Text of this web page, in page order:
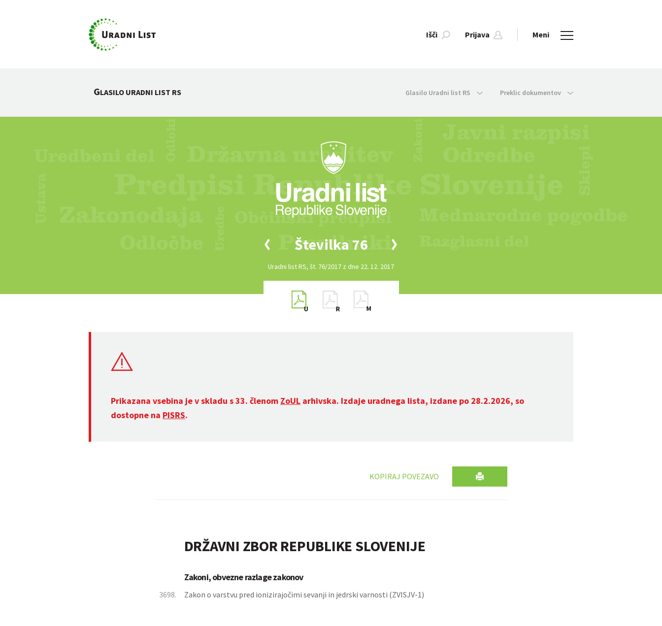
Išči Prijava Meni
GLASILO URADNI LIST RS Glasilo Uradni list RS Preklic dokumentov
Številka 76
Uradni list RS, št. 76/2017 z dne 22. 12. 2017
Prikazana vsebina je v skladu s 33. členom ZoUL arhivska. Izdaje uradnega lista, izdane po 28.2.2026, so
dostopne na PISRS.
KOPIRAJ POVEZAVO
DRŽAVNI ZBOR REPUBLIKE SLOVENIJE
Zakoni, obvezne razlage zakonov
3698. Zakon o varstvu pred ionizirajočimi sevanji in jedrski varnosti (ZVISJV-1)